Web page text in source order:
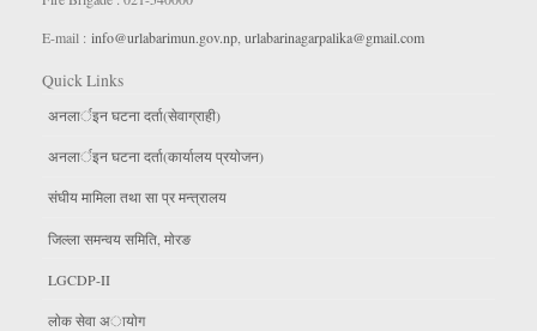
E-mail : info@urlabarimun.gov.np,urlabarinagarpalika@gmail.com
Quick Links
अनलार्इन घटना दर्ता(सेवाग्राही)
अनलार्इन घटना दर्ता(कार्यालय प्रयाेजन)
संघीय मामिला तथा सा प्र मन्त्रालय
जिल्ला समन्वय समिति, माेरङ
LGCDP-II
लाेक सेवा अायाेग